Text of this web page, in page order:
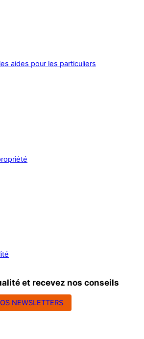
aides pour les particuliers
et recevez nos conseils
NEWSLETTERS